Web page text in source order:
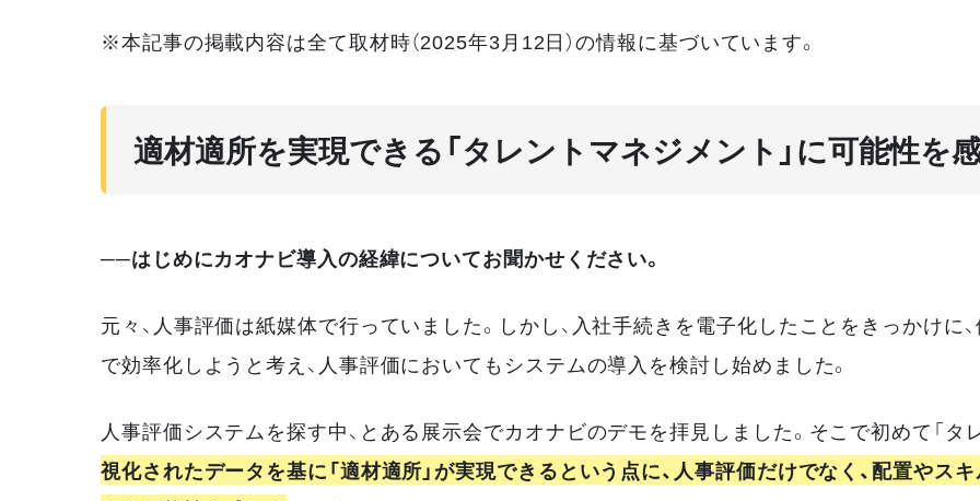
※本記事の掲載内容は全て取材時（2025年3月12日）の情報に基づいています。
適材適所を実現できる「タレントマネジメント」に可能性を
──はじめにカオナビ導入の経緯についてお聞かせください。
元々、人事評価は紙媒体で行っていました。しかし、入社手続きを電子化したことをきっかけ
で効率化しようと考え、人事評価においてもシステムの導入を検討し始めました。
人事評価システムを探す中、とある展示会でカオナビのデモを拝見しました。そこで初めて「タ
視化されたデータを基に「適材適所」が実現できるという点に、人事評価だけでなく、配置や